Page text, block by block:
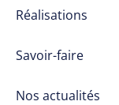
Réalisations
Savoir-faire
Nos actualités